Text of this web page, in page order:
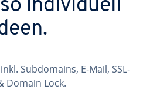
individuell
Subdomains, E-Mail, SSL-
Domain Lock.